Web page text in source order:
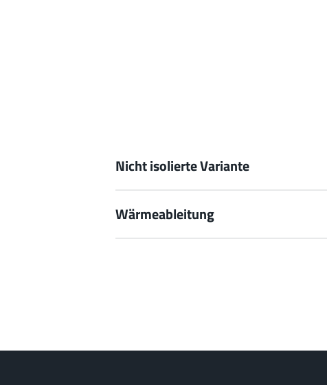
Nicht isolierte Variante
Wärmeableitung